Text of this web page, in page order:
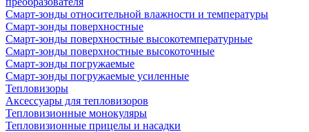
Смарт-зонды относительной влажности и температуры
Смарт-зонды поверхностные
Смарт-зонды поверхностные высокотемпературные
Смарт-зонды поверхностные высокоточные
Смарт-зонды погружаемые
Смарт-зонды погружаемые усиленные
Тепловизоры
Аксессуары для тепловизоров
Тепловизионные монокуляры
Тепловизионные прицелы и насадки